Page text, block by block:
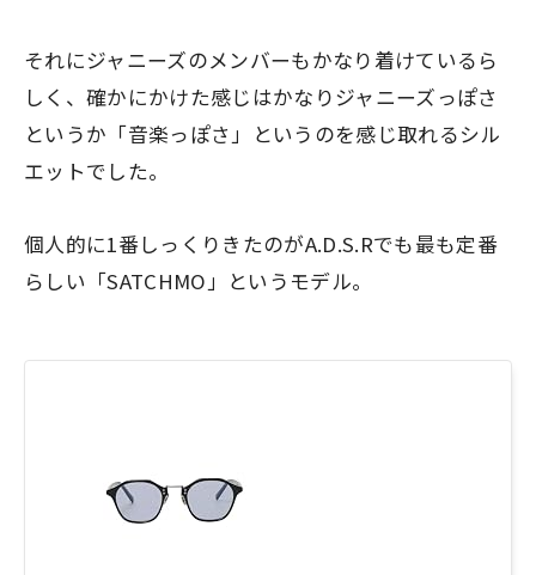
それにジャニーズのメンバーもかなり着けているら
しく、確かにかけた感じはかなりジャニーズっぽさ
というか「音楽っぽさ」というのを感じ取れるシル
エットでした。
個人的に1番しっくりきたのがA.D.S.Rでも最も定番
らしい「SATCHMO」というモデル。